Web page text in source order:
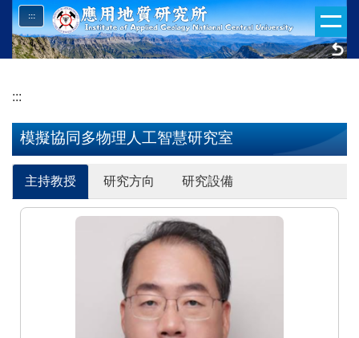
跳
到
主
:::
:::
模擬協同多物理人工智慧研究室
主持教授 研究方向 研究設備